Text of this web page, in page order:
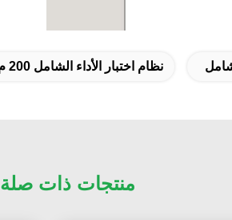
نظام اختبار الأداء الشامل 200 م 3 / ساعة
منتجات ذات صلة